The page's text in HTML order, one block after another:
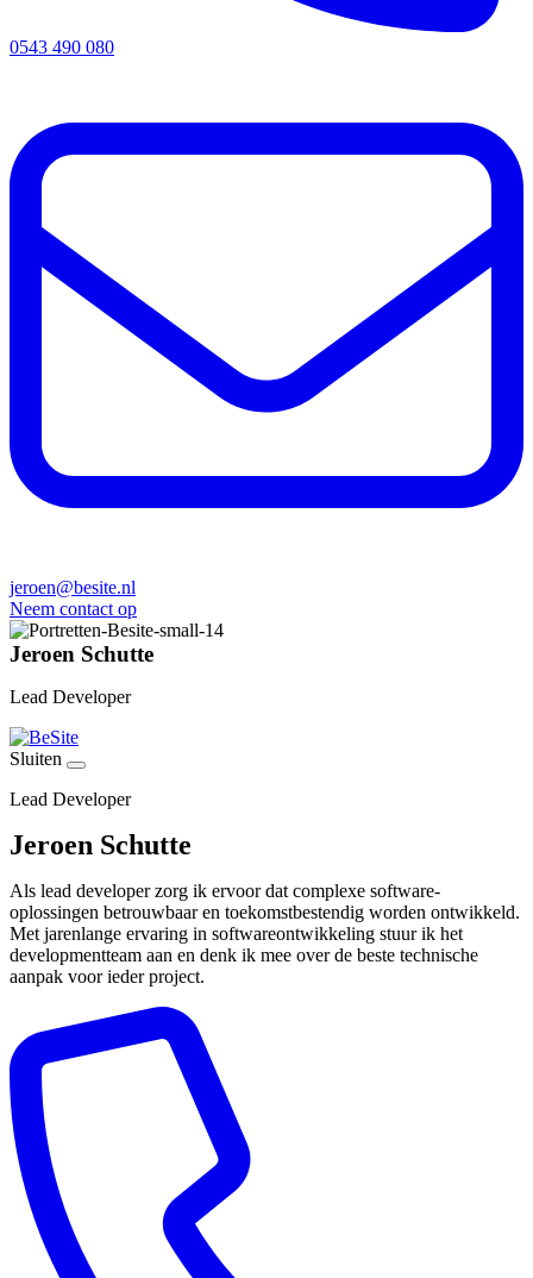
0543 490 080
jeroen@besite.nl
Neem contact op
Jeroen Schutte
Lead Developer
Sluiten
Lead Developer
Jeroen Schutte
Als lead developer zorg ik ervoor dat complexe software-
oplossingen betrouwbaar en toekomstbestendig worden ontwikkeld.
Met jarenlange ervaring in softwareontwikkeling stuur ik het
developmentteam aan en denk ik mee over de beste technische
aanpak voor ieder project.